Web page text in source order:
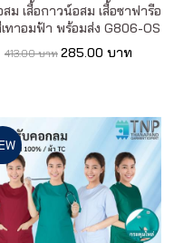
สม เสื้อกาวน์อสม เสื้อซาฟารีอ
ทาอมฟ้า พร้อมส่ง G806-OS
413.00 บาท 285.00 บาท